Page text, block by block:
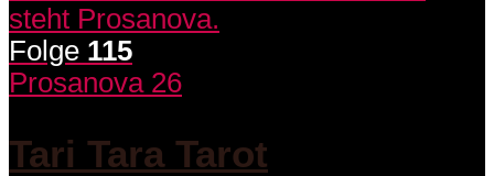
Folge 115
Prosanova 26
Tari Tara Tarot